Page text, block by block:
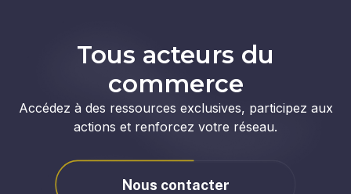
Tous acteurs du
commerce
Accédez à des ressources exclusives, participez aux
actions et renforcez votre réseau.
Nous contacter